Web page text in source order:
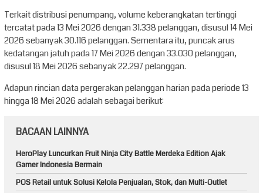
Terkait distribusi penumpang, volume keberangkatan tertinggi
tercatat pada 13 Mei 2026 dengan 31.338 pelanggan, disusul 14 Mei
2026 sebanyak 30.116 pelanggan. Sementara itu, puncak arus
kedatangan jatuh pada 17 Mei 2026 dengan 33.030 pelanggan,
disusul 18 Mei 2026 sebanyak 22.297 pelanggan.
Adapun rincian data pergerakan pelanggan harian pada periode 13
hingga 18 Mei 2026 adalah sebagai berikut:
BACAAN LAINNYA
HeroPlay Luncurkan Fruit Ninja City Battle Merdeka Edition Ajak
Gamer Indonesia Bermain
POS Retail untuk Solusi Kelola Penjualan, Stok, dan Multi-Outlet